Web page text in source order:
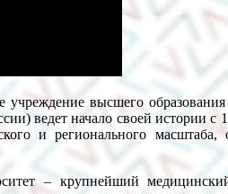
учреждение высшего
начало своей истории с
и регионального
– крупнейший